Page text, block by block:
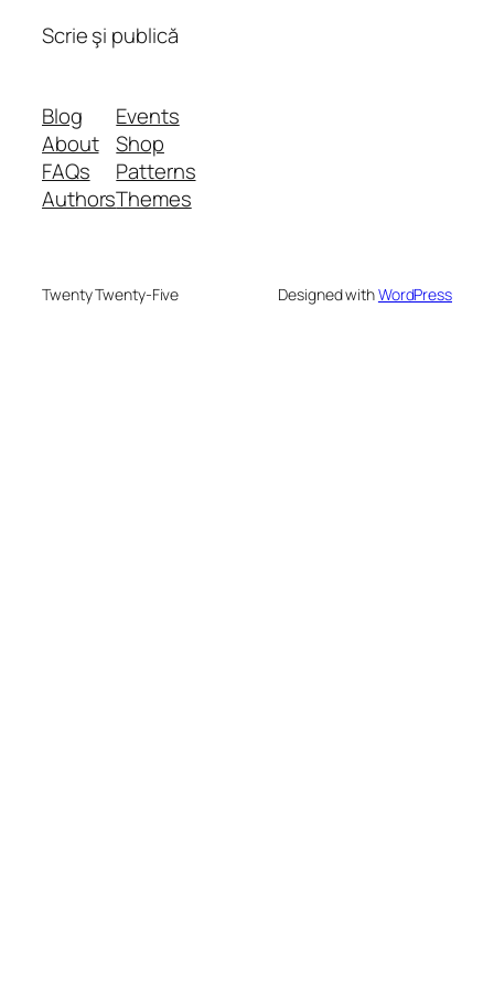
Scrie şi publică
Blog
About
FAQs
Authors
Events
Shop
Patterns
Themes
Twenty Twenty-Five Designed withWordPress